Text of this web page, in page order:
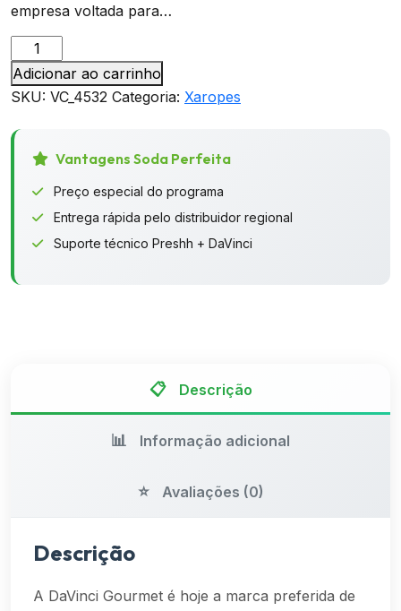
empresa voltada para…
Xarope
de
Gengibre
Vinci
Gourmet
quantidade
Adicionar ao carrinho
SKU: VC_4532 Categoria: Xaropes
Vantagens Soda Perfeita
Preço especial do programa
Entrega rápida pelo distribuidor regional
Suporte técnico Preshh + DaVinci
Descrição
Informação adicional
Avaliações (0)
Descrição
A DaVinci Gourmet é hoje a marca preferida de